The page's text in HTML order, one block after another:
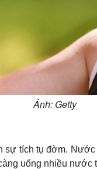
Ảnh: Getty
tích tụ đờm.
uống nhiều nước